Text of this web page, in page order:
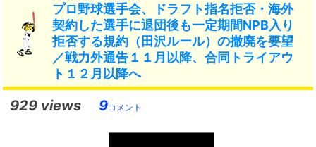
プロ野球選手会、ドラフト指名拒否・海外
契約した選手に退団後も一定期間NPB入り
拒否する規約（田沢ルール）の撤廃を要望
／戦力外通告１１月以降、合同トライアウ
ト１２月以降へ
929 views 9コメント